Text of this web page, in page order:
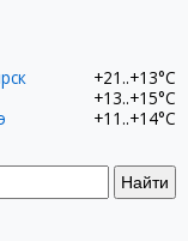
Найти
+21..+13°C
+13..+15°C
+11..+14°C